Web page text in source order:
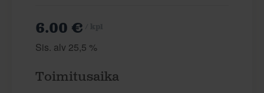
6.00 €
Sis. alv 25,5 %
Toimitusaika